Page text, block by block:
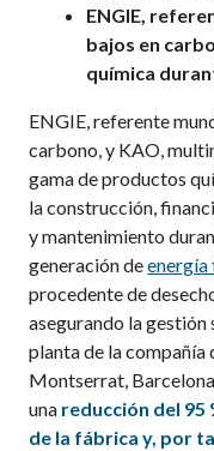
ENGIE,
bajos en
química
ENGIE, referente
carbono, y KAO,
gama de productos
la construcción,
y mantenimiento
generación de
procedente de
asegurando la gestión
planta de la compañía
Montserrat,
una reducción del 95
de la fábrica y, por